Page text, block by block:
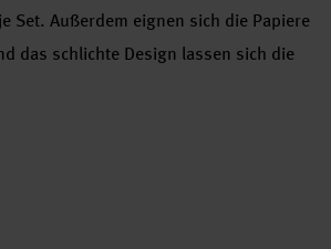
Set. Außerdem eignen sich die Papiere
das schlichte Design lassen sich die